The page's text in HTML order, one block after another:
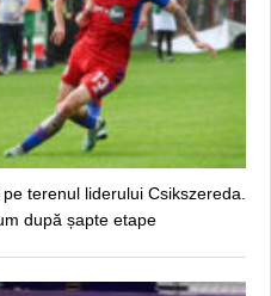
terenul liderului Csikszereda.
după șapte etape